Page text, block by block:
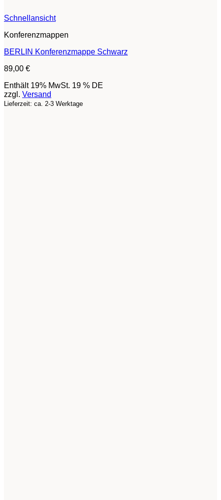
Schnellansicht
Konferenzmappen
BERLIN Konferenzmappe Schwarz
89,00 €
Enthält 19% MwSt. 19 % DE
zzgl. Versand
Lieferzeit: ca. 2-3 Werktage